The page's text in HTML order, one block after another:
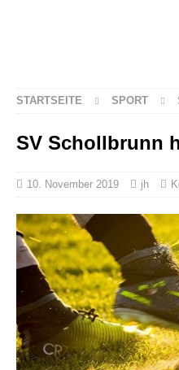
STARTSEITE SPORT
SV Schollbrunn
10. November 2019 jh